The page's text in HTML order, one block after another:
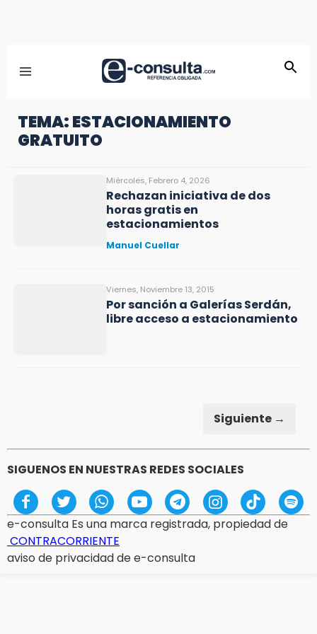
TEMA: ESTACIONAMIENTO
GRATUITO
Miércoles, Febrero 4, 2026
Rechazan iniciativa de dos
horas gratis en
estacionamientos
Manuel Cuellar
Viernes, Noviembre 13, 2015
Por sanción a Galerías Serdán,
libre acceso a estacionamiento
Siguiente →
SIGUENOS EN NUESTRAS REDES SOCIALES
e-consulta Es una marca registrada, propiedad de
CONTRACORRIENTE
aviso de privacidad de e-consulta